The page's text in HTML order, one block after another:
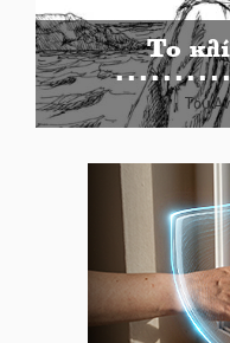
Το
Του